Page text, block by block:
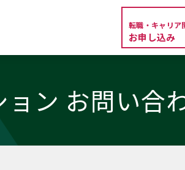
転職・キャリア
お申し込み
ン お問い合